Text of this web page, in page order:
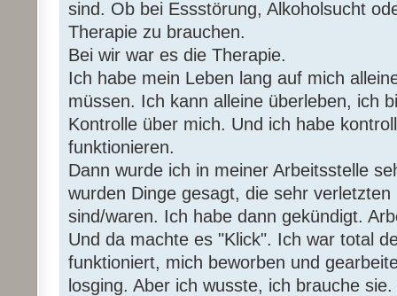
sind. Ob bei Essstörung, Alkoholsucht
Therapie zu brauchen.
Bei wir war es die Therapie.
Ich habe mein Leben lang auf mich
müssen. Ich kann alleine überleben, ich
Kontrolle über mich. Und ich habe
funktionieren.
Dann wurde ich in meiner Arbeitsstelle
wurden Dinge gesagt, die sehr
sind/waren. Ich habe dann gekündigt.
Und da machte es "Klick". Ich war total
funktioniert, mich beworben und
losging. Aber ich wusste, ich brauche